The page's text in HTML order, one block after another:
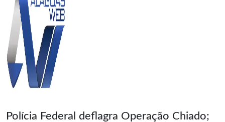
Polícia Federal deflagra Operação Chiado;